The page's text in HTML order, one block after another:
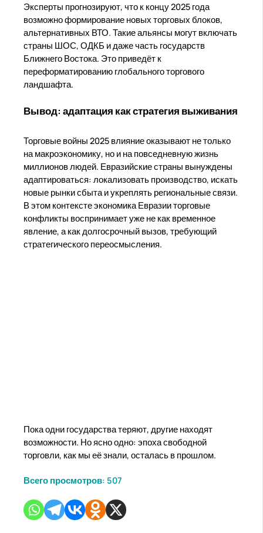
Эксперты прогнозируют, что к концу 2025 года
возможно формирование новых торговых блоков,
альтернативных ВТО. Такие альянсы могут включать
страны ШОС, ОДКБ и даже часть государств
Ближнего Востока. Это приведёт к
переформатированию глобального торгового
ландшафта.
Вывод: адаптация как стратегия выживания
Торговые войны 2025 влияние оказывают не только
на макроэкономику, но и на повседневную жизнь
миллионов людей. Евразийские страны вынуждены
адаптироваться: локализовать производство, искать
новые рынки сбыта и укреплять региональные связи.
В этом контексте экономика Евразии торговые
конфликты воспринимает уже не как временное
явление, а как долгосрочный вызов, требующий
стратегического переосмысления.
Пока одни государства теряют, другие находят
возможности. Но ясно одно: эпоха свободной
торговли, как мы её знали, осталась в прошлом.
Всего просмотров: 507